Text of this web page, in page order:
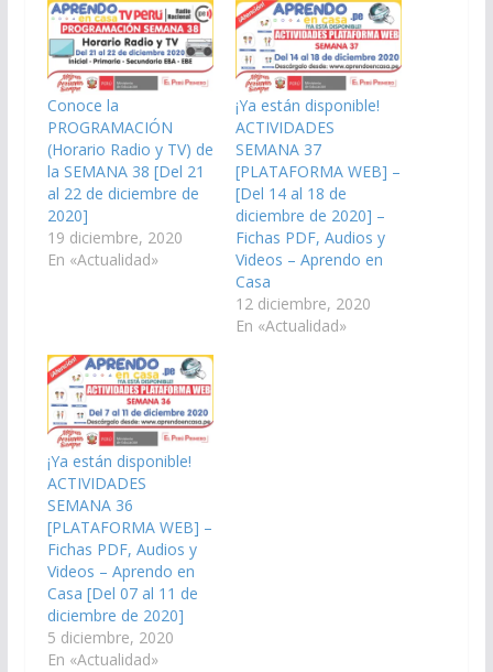
Conoce la
PROGRAMACIÓN
(Horario Radio y TV) de
la SEMANA 38 [Del 21
al 22 de diciembre de
2020]
19 diciembre, 2020
En «Actualidad»
¡Ya están disponible!
ACTIVIDADES
SEMANA 37
[PLATAFORMA WEB] –
[Del 14 al 18 de
diciembre de 2020] –
Fichas PDF, Audios y
Videos – Aprendo en
Casa
12 diciembre, 2020
En «Actualidad»
¡Ya están disponible!
ACTIVIDADES
SEMANA 36
[PLATAFORMA WEB] –
Fichas PDF, Audios y
Videos – Aprendo en
Casa [Del 07 al 11 de
diciembre de 2020]
5 diciembre, 2020
En «Actualidad»